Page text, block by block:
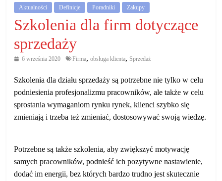
Porady
biznesowe
Aktualności Definicje Poradniki Zakupy
Szkolenia dla firm dotyczące
sprzedaży
6 września 2020 Firma, obsługa klienta, Sprzedaż
Szkolenia dla działu sprzedaży są potrzebne nie tylko w celu
podniesienia profesjonalizmu pracowników, ale także w celu
sprostania wymaganiom rynku rynek, klienci szybko się
zmieniają i trzeba też zmieniać, dostosowywać swoją wiedzę.
Potrzebne są także szkolenia, aby zwiększyć motywację
samych pracowników, podnieść ich pozytywne nastawienie,
dodać im energii, bez których bardzo trudno jest skutecznie